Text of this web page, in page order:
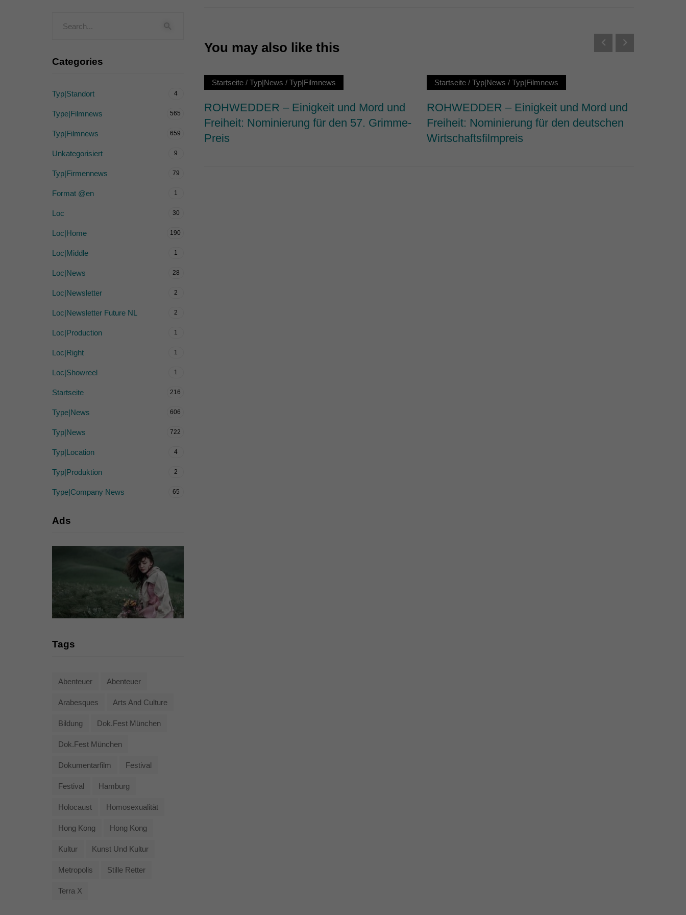
You may also like this
Startseite/ Typ|News / Typ|Filmnews
ROHWEDDER – Einigkeit und Mord und
Freiheit: Nominierung für den 57. Grimme-
Preis
Startseite/ Typ|News / Typ|Filmnews
ROHWEDDER – Einigkeit und Mord und
Freiheit: Nominierung für den deutschen
Wirtschaftsfilmpreis
Categories
Typ|Standort 4
Type|Filmnews 565
Typ|Filmnews 659
Unkategorisiert 9
Typ|Firmennews 79
Format @en 1
Loc 30
Loc|Home 190
Loc|Middle 1
Loc|News 28
Loc|Newsletter 2
Loc|Newsletter Future NL 2
Loc|Production 1
Loc|Right 1
Loc|Showreel 1
Startseite 216
Type|News 606
Typ|News 722
Typ|Location 4
Typ|Produktion 2
Type|Company News 65
Ads
Tags
Abenteuer Abenteuer
Arabesques Arts And Culture
Bildung Dok.fest München
Dok.fest München
Dokumentarfilm Festival
Festival Hamburg
Holocaust Homosexualität
Hong Kong Hong Kong
Kultur Kunst Und Kultur
Metropolis Stille Retter
Terra X
Inhalte von Videoplattformen und Social-Media-Plattformen werden standardmäßig blockiert. Wenn Cookies von externen Medien
Cookie-Informationen anzeigen